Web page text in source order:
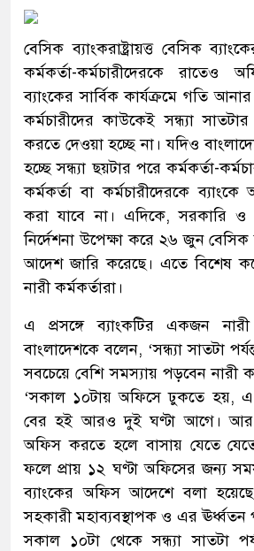
বেসিক ব্যাংকরাষ্ট্রায়ত্ত বেসিক
কর্মকর্তা-কর্মচারীদেরকে রাতেও
ব্যাংকের সার্বিক কার্যক্রমে গতি
কর্মচারীদের কাউকেই সন্ধ্যা
করতে দেওয়া হচ্ছে না। যদিও
হচ্ছে সন্ধ্যা ছয়টার পরে কর্মকর্তা-
কর্মকর্তা বা কর্মচারীদেরকে ব্যাংকে
করা যাবে না। এদিকে, সরকারি ও
নির্দেশনা উপেক্ষা করে ২৬ জুন
আদেশ জারি করেছে। এতে বিশেষ
নারী কর্মকর্তারা।
এ প্রসঙ্গে ব্যাংকটির একজন নারী
বাংলাদেশকে বলেন, ‘সন্ধ্যা সাতটা
সবচেয়ে বেশি সমস্যায় পড়বেন নারী
‘সকাল ১০টায় অফিসে ঢুকতে হয়, এ
বের হই আরও দুই ঘণ্টা আগে। আর
অফিস করতে হলে বাসায় যেতে
ফলে প্রায় ১২ ঘণ্টা অফিসের জন্য
ব্যাংকের অফিস আদেশে বলা হয়েছে
সহকারী মহাব্যবস্থাপক ও এর ঊর্ধ্বতন
সকাল ১০টা থেকে সন্ধ্যা সাতটা